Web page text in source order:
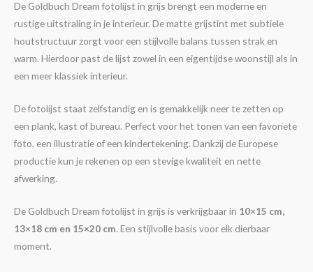
De Goldbuch Dream fotolijst in grijs brengt een moderne en
rustige uitstraling in je interieur. De matte grijstint met subtiele
houtstructuur zorgt voor een stijlvolle balans tussen strak en
warm. Hierdoor past de lijst zowel in een eigentijdse woonstijl als in
een meer klassiek interieur.
De fotolijst staat zelfstandig en is gemakkelijk neer te zetten op
een plank, kast of bureau. Perfect voor het tonen van een favoriete
foto, een illustratie of een kindertekening. Dankzij de Europese
productie kun je rekenen op een stevige kwaliteit en nette
afwerking.
De Goldbuch Dream fotolijst in grijs is verkrijgbaar in 10×15 cm,
13×18 cm en 15×20 cm. Een stijlvolle basis voor elk dierbaar
moment.